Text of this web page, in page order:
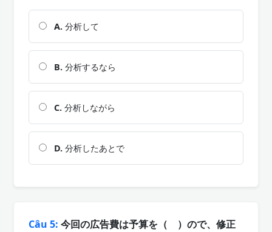
A. 分析して
B. 分析するなら
C. 分析しながら
D. 分析したあとで
Câu 5: 今回の広告費は予算を（ ）ので、修正